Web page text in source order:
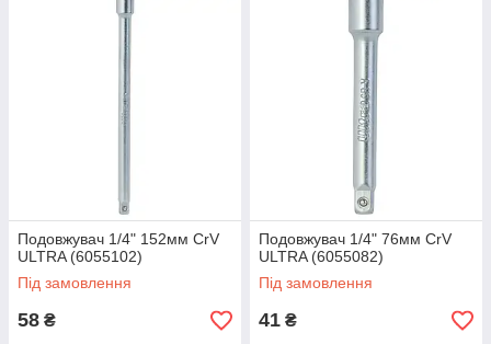
Подовжувач 1/4" 152мм CrV
ULTRA (6055102)
Під замовлення
58 ₴
Подовжувач 1/4" 76мм CrV
ULTRA (6055082)
Під замовлення
41 ₴